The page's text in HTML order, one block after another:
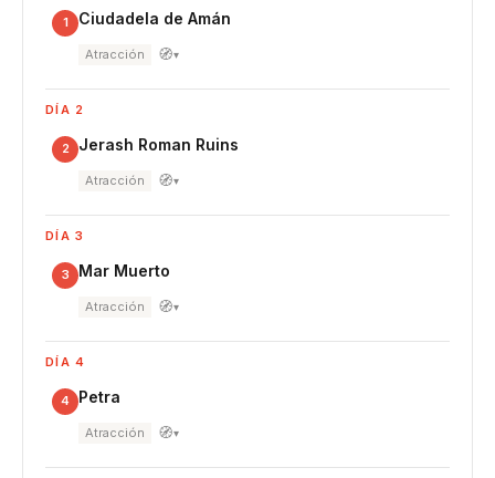
1 Ciudadela de Amán
Atracción 🧭▾
DÍA 2
2 Jerash Roman Ruins
Atracción 🧭▾
DÍA 3
3 Mar Muerto
Atracción 🧭▾
DÍA 4
4 Petra
Atracción 🧭▾